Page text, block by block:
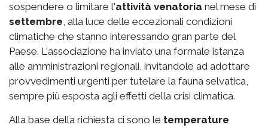
sospendere o limitare l'attività venatoria nel mese di
settembre, alla luce delle eccezionali condizioni
climatiche che stanno interessando gran parte del
Paese. L'associazione ha inviato una formale istanza
alle amministrazioni regionali, invitandole ad adottare
provvedimenti urgenti per tutelare la fauna selvatica,
sempre più esposta agli effetti della crisi climatica.
Alla base della richiesta ci sono le temperature